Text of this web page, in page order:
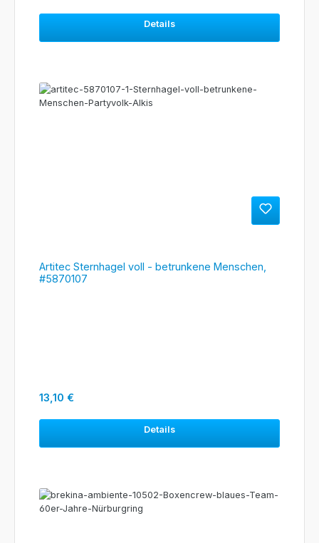
Details
Artitec Sternhagel voll - betrunkene Menschen,
#5870107
Regulärer Preis:
13,10 €
Details